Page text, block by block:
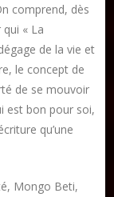
comprend, dès
« La
de la vie et
le concept de
de se mouvoir
est bon pour soi,
qu’une
Mongo Beti,